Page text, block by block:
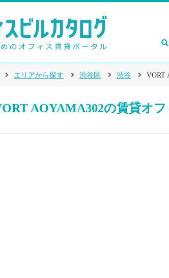
エリアから探す 渋谷区 渋谷 VORT
AOYAMA302の賃貸オフ